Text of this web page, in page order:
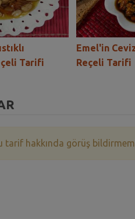
Tarifi
Emel'in
Reçeli Tarifi
tarif hakkında görüş